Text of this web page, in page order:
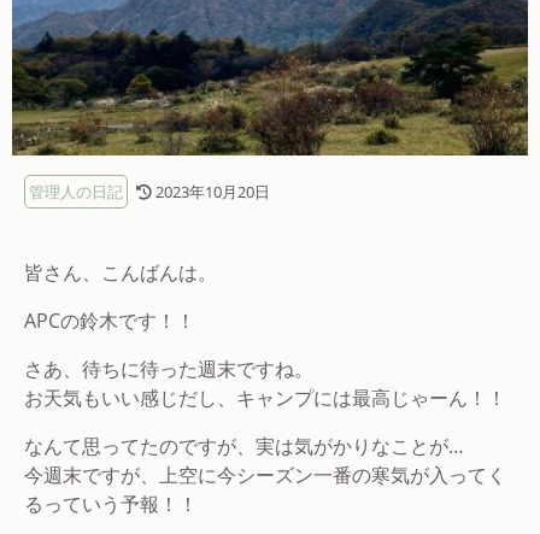
管理人の日記 2023年10月20日
皆さん、こんばんは。
APCの鈴木です！！
さあ、待ちに待った週末ですね。
お天気もいい感じだし、キャンプには最高じゃーん！！
なんて思ってたのですが、実は気がかりなことが…
今週末ですが、上空に今シーズン一番の寒気が入ってく
るっていう予報！！